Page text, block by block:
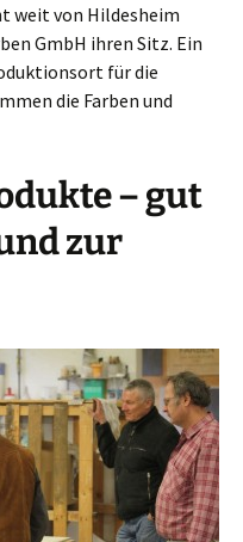
weit von Hildesheim
GmbH ihren Sitz. Ein
für die
die Farben und
– gut
zur